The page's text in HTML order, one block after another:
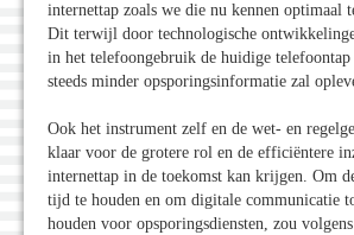
internettap zoals we die nu kennen optimaal
Dit terwijl door technologische
in het telefoongebruik de huidige
steeds minder opsporingsinformatie zal
Ook het instrument zelf en de wet- en
klaar voor de grotere rol en de efficiëntere
internettap in de toekomst kan krijgen. Om
tijd te houden en om digitale communicatie
houden voor opsporingsdiensten, zou